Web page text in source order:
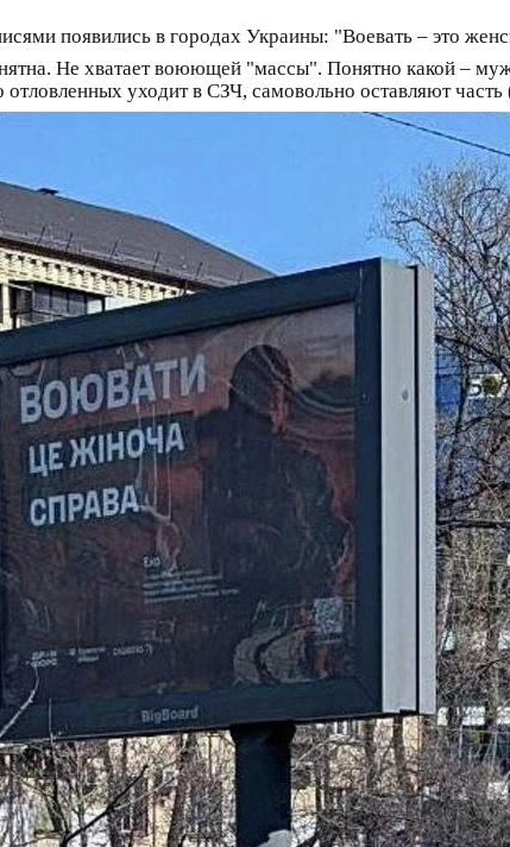
появились в городах Украины: "Воевать – это
Не хватает воюющей "массы". Понятно какой –
уходит в СЗЧ, самовольно оставляют